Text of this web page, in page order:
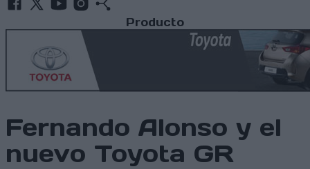
Producto
Fernando Alonso y el
nuevo Toyota GR